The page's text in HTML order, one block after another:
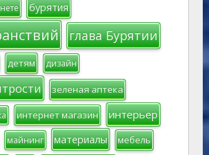
бурятия
глава Бурятии
детям дизайн
зеленая аптека
интернет магазин интерьер
майнинг материалы мебель